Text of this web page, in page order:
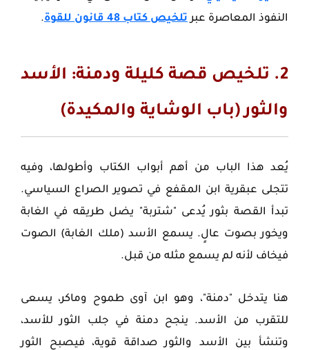
النفوذ المعاصرة عبرتلخيص كتاب 48 قانون للقوة .
2. تلخيص قصة كليلة ودمنة: الأسد
والثور (باب الوشاية والمكيدة)
يُعد هذا الباب من أهم أبواب الكتاب وأطولها، وفيه
تتجلى عبقرية ابن المقفع في تصوير الصراع السياسي.
تبدأ القصة بثور يُدعى "شتربة" يضل طريقه في الغابة
ويخور بصوت عالٍ. يسمع الأسد (ملك الغابة) الصوت
فيخاف لأنه لم يسمع مثله من قبل.
هنا يتدخل "دمنة"، وهو ابن آوى طموح وماكر، يسعى
للتقرب من الأسد. ينجح دمنة في جلب الثور للأسد،
وتنشأ بين الأسد والثور صداقة قوية، فيصبح الثور